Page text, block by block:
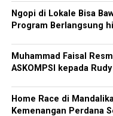
Ngopi di Lokale Bisa
Program Berlangsung
Muhammad Faisal
ASKOMPSI kepada
Home Race di
Kemenangan Perdana